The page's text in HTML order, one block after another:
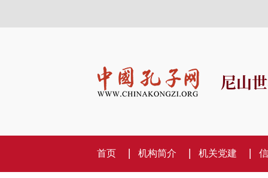
尼山
首页 机构简介 机关党建